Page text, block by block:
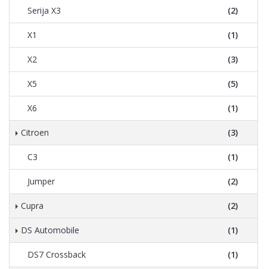
Serija X3 (2)
X1 (1)
X2 (3)
X5 (5)
X6 (1)
Citroen (3)
C3 (1)
Jumper (2)
Cupra (2)
DS Automobile (1)
DS7 Crossback (1)